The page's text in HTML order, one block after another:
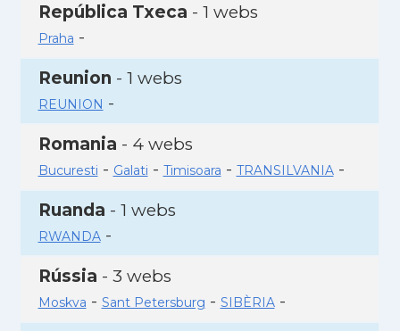
República Txeca - 1 webs
Praha -
Reunion - 1 webs
REUNION -
Romania - 4 webs
Bucuresti - Galati - Timisoara - TRANSILVANIA-
Ruanda - 1 webs
RWANDA-
Rússia - 3 webs
Moskva - Sant Petersburg - SIBÈRIA-